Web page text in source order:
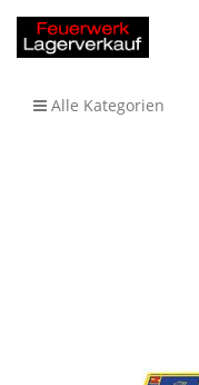
Alle Kategorien